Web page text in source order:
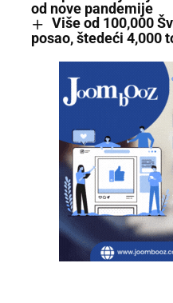
od nove pandemije
Više od 100,000
posao, štedeći 4,000